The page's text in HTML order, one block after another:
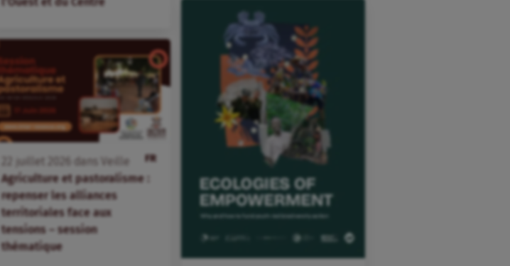
FR
juillet dans
Veille
Agriculture et pastoralisme :
repenser les alliances
territoriales face aux
tensions – session
thématique